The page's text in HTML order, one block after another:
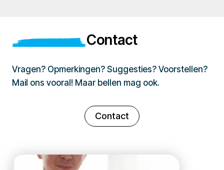
Contact
Vragen? Opmerkingen? Suggesties? Voorstellen?
Mail ons vooral! Maar bellen mag ook.
Contact